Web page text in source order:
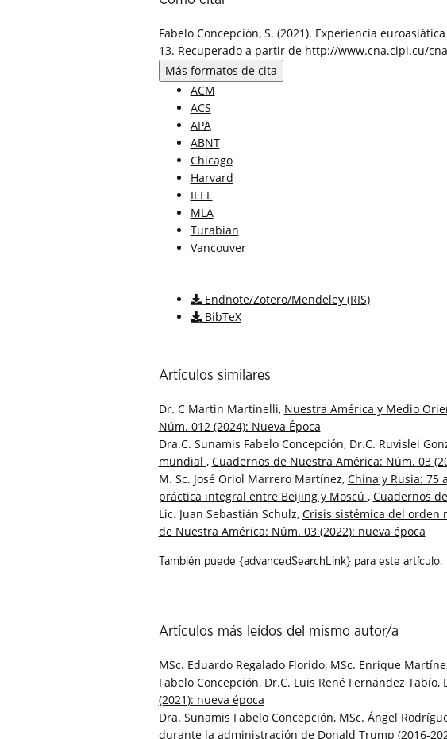
Fabelo Concepción, S. (2021). Experiencia
13. Recuperado a partir de http://www.cna.cipi.cu/
Más formatos de cita
ACM
ACS
APA
ABNT
Chicago
Harvard
IEEE
MLA
Turabian
Vancouver
Endnote/Zotero/Mendeley (RIS)
BibTeX
Artículos similares
Dr. C Martin Martinelli, Nuestra América y Medio
Núm. 012 (2024): Nueva Época
Dra.C. Sunamis Fabelo Concepción, Dr.C. Ruvislei
mundial , Cuadernos de Nuestra América: Núm. 03
M. Sc. José Oriol Marrero Martínez, China y Rusia: 75
práctica integral entre Beijing y Moscú , Cuadernos
Lic. Juan Sebastián Schulz, Crisis sistémica del orden
de Nuestra América: Núm. 03 (2022): nueva época
También puede {advancedSearchLink} para este artículo.
Artículos más leídos del mismo autor/a
MSc. Eduardo Regalado Florido, MSc. Enrique
Fabelo Concepción, Dr.C. Luis René Fernández Tabío,
(2021): nueva época
Dra. Sunamis Fabelo Concepción, MSc. Ángel
durante la administración de Donald Trump (2016-